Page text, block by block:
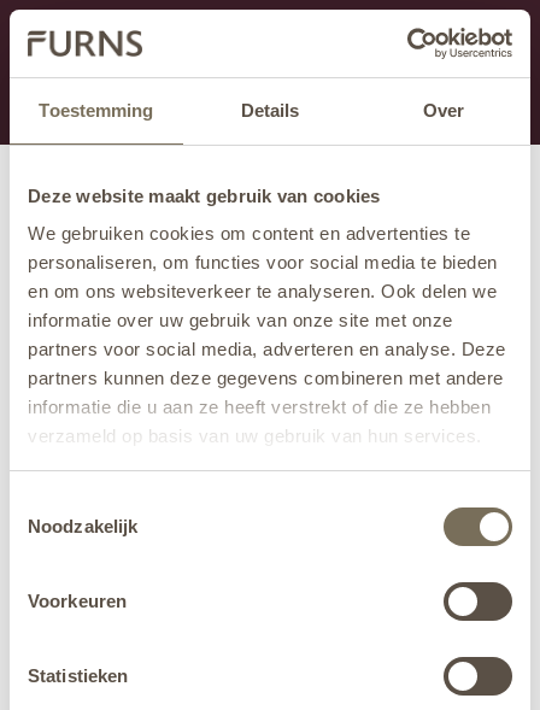
Toestemming Details Over
Deze website maakt gebruik van cookies
We gebruiken cookies om content en advertenties te
personaliseren, om functies voor social media te bieden
en om ons websiteverkeer te analyseren. Ook delen we
informatie over uw gebruik van onze site met onze
partners voor social media, adverteren en analyse. Deze
partners kunnen deze gegevens combineren met andere
informatie die u aan ze heeft verstrekt of die ze hebben
verzameld op basis van uw gebruik van hun services.
jehier.
Noodzakelijk
Voorkeuren
Statistieken
Dit onderdeel is momenteel in onderhoud.
Als je informatie mist kun je ons bellen +31 413 274
168 of mailen
info@furns.com